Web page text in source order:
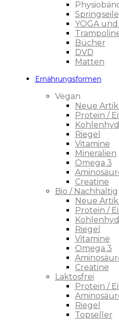
Springseile
YOGA
Bücher
DVD
Matten
Ernährungsformen
Vegan
Neue
Protein /
Riegel
Vitamine
Mineralien
Omega 3
Creatine
Bio / Nachhaltig
Neue
Protein /
Riegel
Vitamine
Omega 3
Creatine
Laktosfrei
Protein /
Riegel
Topseller